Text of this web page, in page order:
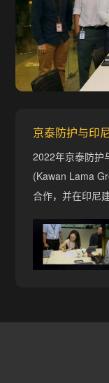
京泰防护与印
2022年京泰防护
(Kawan Lama
合作，并在印尼